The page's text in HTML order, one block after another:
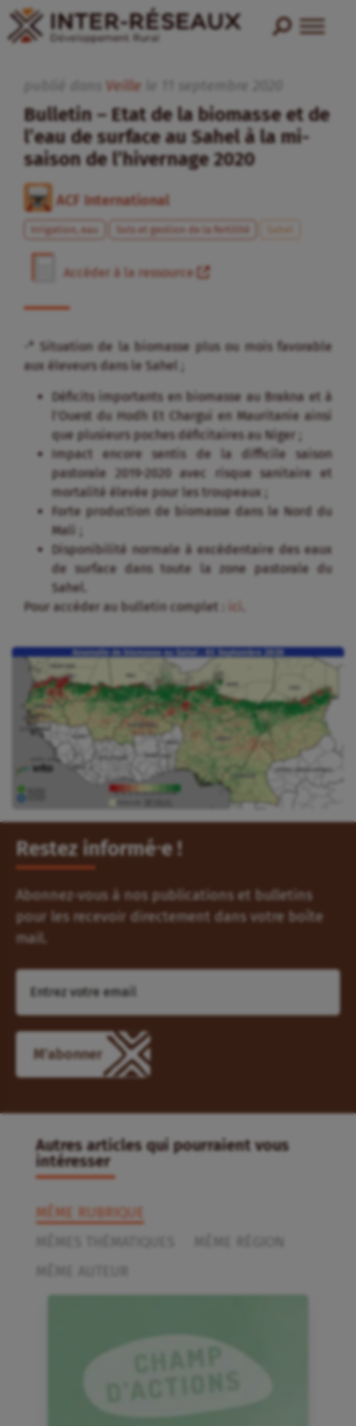
Veille
Bulletin – Etat de la biomasse et de
l’eau de surface au Sahel à la mi-
saison de l’hivernage 2020
ACF International
Irrigation, eau Sols et gestion de la fertilité Sahel
Accéder à la ressource
-* Situation de la biomasse plus ou mois favorable
aux éleveurs dans le Sahel ;
Déficits importants en biomasse au Brakna et à
l’Ouest du Hodh Et Chargui en Mauritanie ainsi
que plusieurs poches déficitaires au Niger ;
Impact encore sentis de la difficile saison
pastorale 2019-2020 avec risque sanitaire et
mortalité élevée pour les troupeaux ;
Forte production de biomasse dans le Nord du
Mali ;
Disponibilité normale à excédentaire des eaux
de surface dans toute la zone pastorale du
Sahel.
Pour accéder au bulletin complet :
ici
Restez informé⸱e !
Abonnez-vous à nos publications et bulletins
pour les recevoir directement dans votre boîte
mail.
Autres articles qui pourraient vous
intéresser
MÊME RUBRIQUE